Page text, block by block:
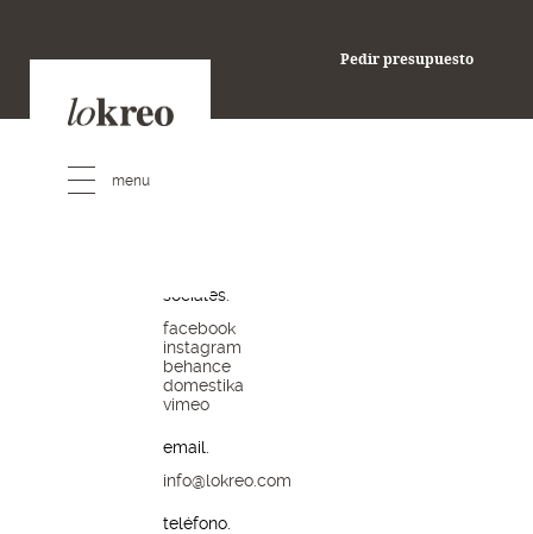
Pedir presupuesto
sociales.
facebook
instagram
behance
domestika
vimeo
email.
info@lokreo.com
teléfono.